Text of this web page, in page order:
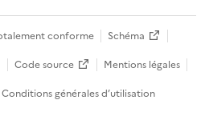
conforme
Schéma
Code source
Mentions légales
Conditions générales d’utilisation